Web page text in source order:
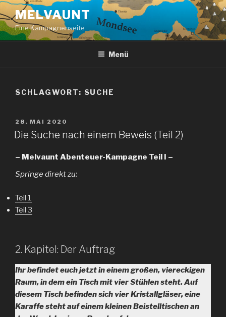
Zum
Inhalt
springen
MELVAUNT
Eine Kampagnenseite
Menü
SCHLAGWORT: SUCHE
VERÖFFENTLICHT
AM
28. MAI 2020
Die Suche nach einem Beweis (Teil 2)
– Melvaunt Abenteuer-Kampagne Teil I –
Springe direkt zu:
Teil 1
Teil 3
2. Kapitel: Der Auftrag
Ihr befindet euch jetzt in einem großen, viereckigen
Raum, in dem ein Tisch mit vier Stühlen steht. Auf
diesem Tisch befinden sich vier Kristallgläser, eine
Karaffe steht auf einem kleinen Beistelltischen an